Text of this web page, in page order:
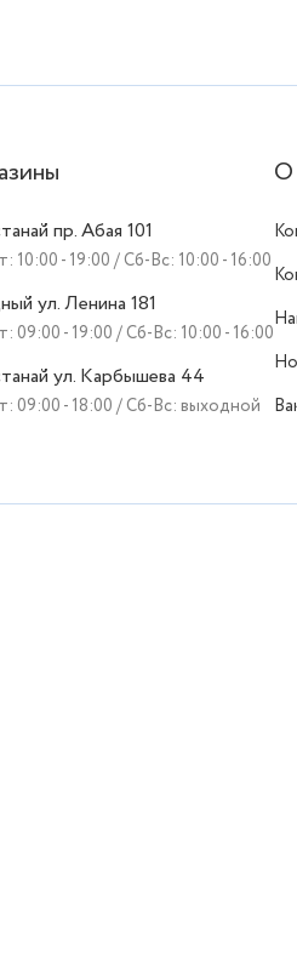
пр. Абая 101
10:00 - 19:00 / Сб-Вс: 10:00 - 16:00
ул. Ленина 181
09:00 - 19:00 / Сб-Вс: 10:00 - 16:00
ул. Карбышева 44
09:00 - 18:00 / Сб-Вс: выходной
О